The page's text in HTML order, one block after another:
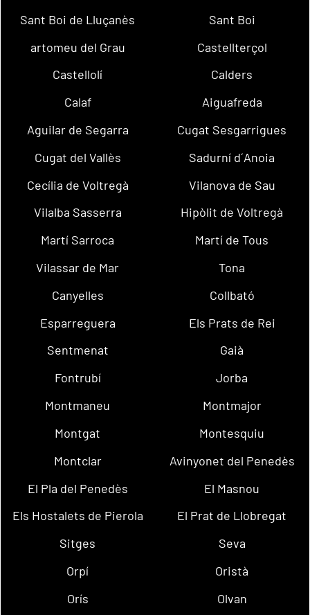
Sant Boi de Lluçanès
Sant Boi
artomeu del Grau
Castellterçol
Castellolí
Calders
Calaf
Aiguafreda
Aguilar de Segarra
Cugat Sesgarrigues
Cugat del Vallès
Sadurní d´Anoia
Cecília de Voltregà
Vilanova de Sau
Vilalba Sasserra
Hipòlit de Voltregà
Martí Sarroca
Martí de Tous
Vilassar de Mar
Tona
Canyelles
Collbató
Esparreguera
Els Prats de Rei
Sentmenat
Gaià
Fontrubí
Jorba
Montmaneu
Montmajor
Montgat
Montesquiu
Montclar
Avinyonet del Penedès
El Pla del Penedès
El Masnou
Els Hostalets de Pierola
El Prat de Llobregat
Sitges
Seva
Orpí
Oristà
Orís
Olvan